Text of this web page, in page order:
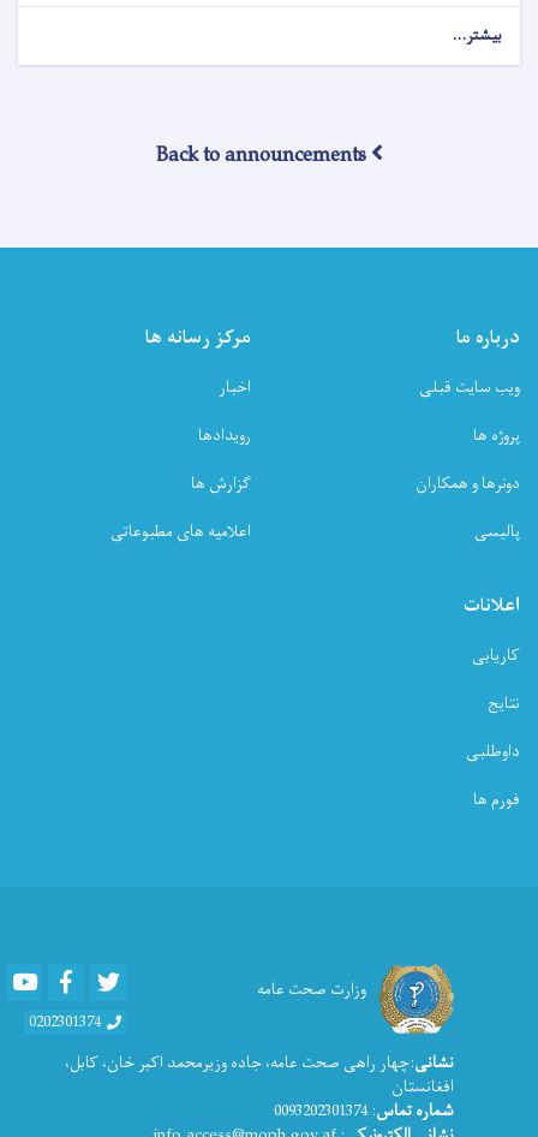
بیشتر...
اطلاعیه
Back to announcements
درباره ما
ویب سایت قبلی
پروژه ها
دونرها و همکاران
پالیسی
مرکز رسانه ها
اخبار
رویدادها
گزارش ها
اعلامیه های مطبوعاتی
اعلانات
کاریابی
نتایج
داوطلبی
فورم ها
وزارت صحت عامه Youtube Facebook
0202301374
نشانی:چهار راهی صحت عامه، جاده وزیرمحمد اکبر خان، کابل،
افغانستان
شماره تماس: 0093202301374